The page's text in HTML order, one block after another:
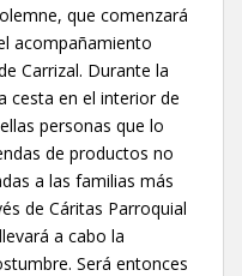
que comenzará
acompañamiento
Carrizal. Durante la
cesta en el interior de
personas que lo
de productos no
a las familias más
de Cáritas Parroquial
a cabo la
Será entonces